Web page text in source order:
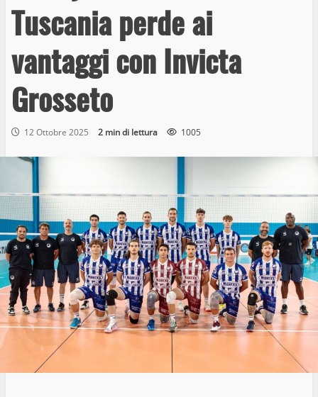
Tuscania perde ai
vantaggi con Invicta
Grosseto
12 Ottobre 2025 2 min di lettura 1005